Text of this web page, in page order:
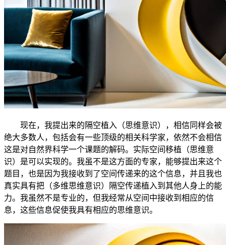
现在，我提出来的隔空植入（思维意识），相信同样会被
绝大多数人，包括会有一些顶级的相关科学家，依然不会相信
这是对自然界科学一个课题的解码。实际空间移植（思维意
识）是可以实现的。我虽不是这方面的专家，能够提出来这个
题目，也是因为我接收到了空间传递来的这个信息，并且我也
真实具有把（多维思维意识）隔空传递植入到其他人身上的能
力。我虽然不是专业的，但我经常从空间中接收到相应的信
息，这些信息促使我具有相应的思维意识。